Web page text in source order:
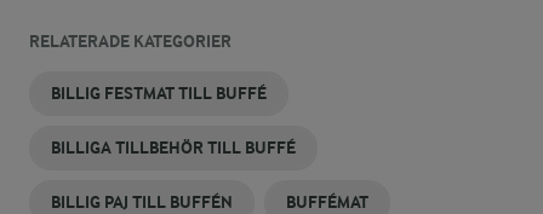
RELATERADE KATEGORIER
BILLIG FESTMAT TILL BUFFÉ
BILLIGA TILLBEHÖR TILL BUFFÉ
BILLIG PAJ TILL BUFFÉN BUFFÉMAT